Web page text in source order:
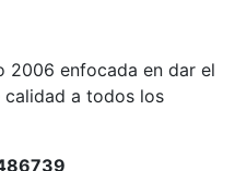
2006 enfocada en dar el
a todos los